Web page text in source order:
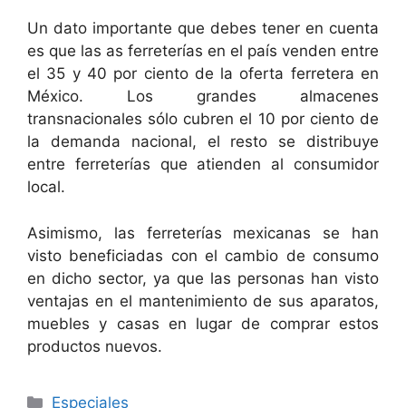
Un dato importante que debes tener en cuenta
es que las as ferreterías en el país venden entre
el 35 y 40 por ciento de la oferta ferretera en
México. Los grandes almacenes
transnacionales sólo cubren el 10 por ciento de
la demanda nacional, el resto se distribuye
entre ferreterías que atienden al consumidor
local.
Asimismo, las ferreterías mexicanas se han
visto beneficiadas con el cambio de consumo
en dicho sector, ya que las personas han visto
ventajas en el mantenimiento de sus aparatos,
muebles y casas en lugar de comprar estos
productos nuevos.
Categorías
Especiales